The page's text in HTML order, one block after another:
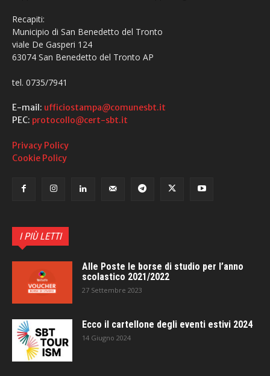
Recapiti:
Municipio di San Benedetto del Tronto
viale De Gasperi 124
63074 San Benedetto del Tronto AP
tel. 0735/7941
E-mail: ufficiostampa@comunesbt.it
PEC: protocollo@cert-sbt.it
Privacy Policy
Cookie Policy
I PIÙ LETTI
Alle Poste le borse di studio per l’anno
scolastico 2021/2022
27 Settembre 2023
Ecco il cartellone degli eventi estivi 2024
14 Giugno 2024